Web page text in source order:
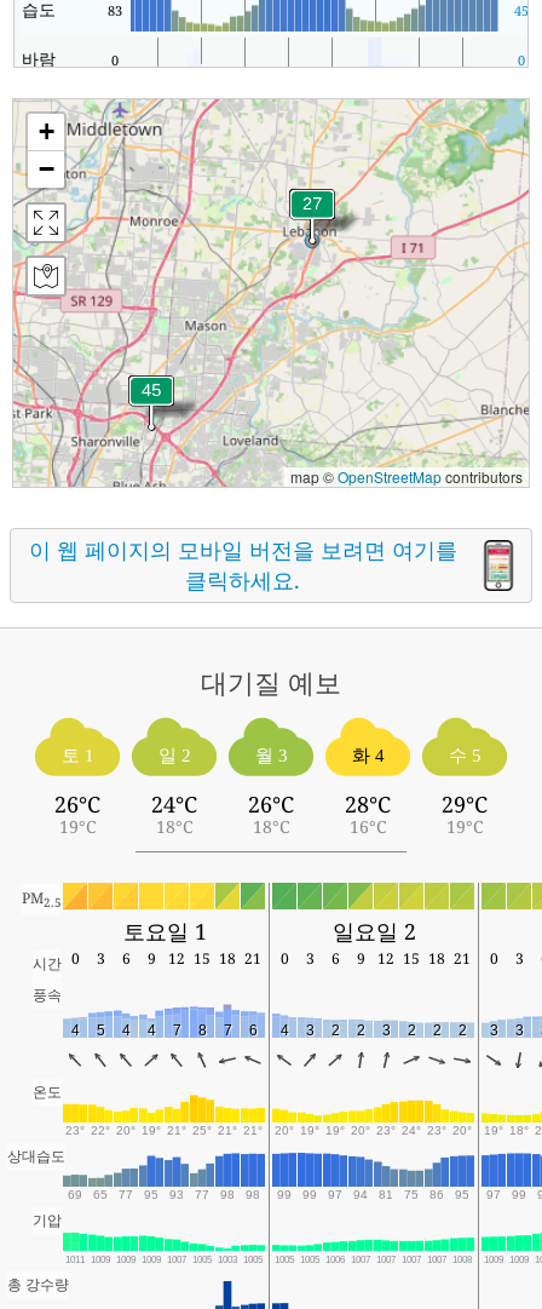
습도 83 45
바람 0 0
+
−
map ©OpenStreetMapcontributors
이 웹 페이지의 모바일 버전을 보려면 여기를
클릭하세요.
대기질 예보
토 1
26°C
19°C
일 2
24°C
18°C
월 3
26°C
18°C
화 4
28°C
16°C
수 5
29°C
19°C
PM2.5
토요일 1 일요일 2
시간 0 3 6 9 12 15 18 21 0 3 6 9 12 15 18 21 0 3
풍속
4 5 4 4 7 8 7 6 4 3 2 2 3 2 2 2 3 3
온도
23° 22° 20° 19° 21° 25° 21° 21° 20° 19° 19° 20° 23° 24° 23° 20° 19° 18°
상대습도
69 65 77 95 93 77 98 98 99 99 97 94 81 75 86 95 97 99
기압
1011 1009 1009 1009 1007 1005 1003 1005 1005 1005 1006 1007 1007 1007 1007 1008 1009 1009
총 강수량